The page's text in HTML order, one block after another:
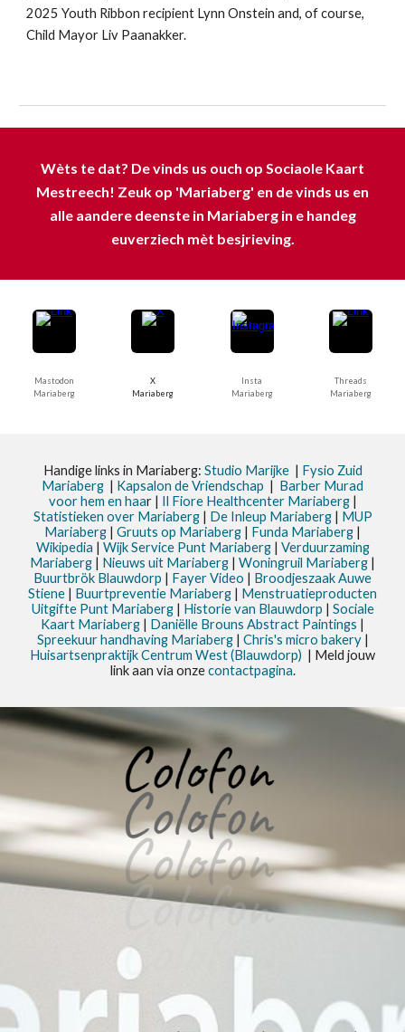
2025 Youth Ribbon recipient Lynn Onstein and, of course,
Child Mayor Liv Paanakker.
Wèts te dat? De vinds us ouch op Sociaole Kaart
Mestreech! Zeuk op 'Mariaberg' en de vinds us en
alle aandere deenste in Mariaberg in e handeg
euverziech mèt besjrieving.
Mastodon
Mariaberg
X
Mariaberg
Insta
Mariaberg
Threads
Mariaberg
Handige links in Mariaberg: Studio Marijke | Fysio Zuid
Mariaberg | Kapsalon de Vriendschap | Barber Murad
voor hem en haar | Il Fiore Healthcenter Mariaberg|
Statistieken over Mariaberg| De Inleup Mariaberg| MUP
Mariaberg | Gruuts op Mariaberg | Funda Mariaberg |
Wikipedia | Wijk Service PuntMariaberg| Verduurzaming
Mariaberg | Nieuws uit Mariaberg | Woningruil Mariaberg |
Buurtbrök Blauwdorp | Fayer Video | Broodjeszaak Auwe
Stiene | Buurtpreventie Mariaberg | Menstruatieproducten
Uitgifte Punt Mariaberg| Historie van Blauwdorp | Sociale
Kaart Mariaberg | Daniëlle Brouns Abstract Paintings |
Spreekuur handhaving Mariaberg| Chris's micro bakery|
Huisartsenpraktijk Centrum West (Blauwdorp) | Meld jouw
link aan via onzecontactpagina.